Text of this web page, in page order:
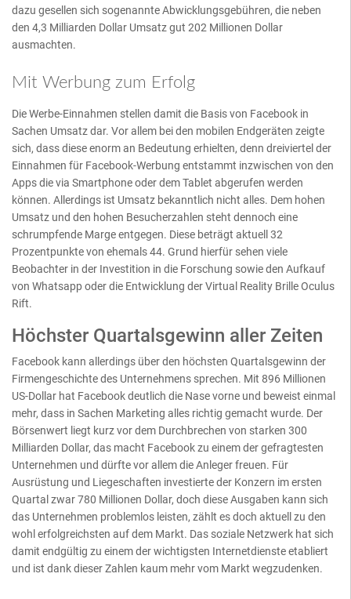
dazu gesellen sich sogenannte Abwicklungsgebühren, die neben
den 4,3 Milliarden Dollar Umsatz gut 202 Millionen Dollar
ausmachten.
Mit Werbung zum Erfolg
Die Werbe-Einnahmen stellen damit die Basis von Facebook in
Sachen Umsatz dar. Vor allem bei den mobilen Endgeräten zeigte
sich, dass diese enorm an Bedeutung erhielten, denn dreiviertel der
Einnahmen für Facebook-Werbung entstammt inzwischen von den
Apps die via Smartphone oder dem Tablet abgerufen werden
können. Allerdings ist Umsatz bekanntlich nicht alles. Dem hohen
Umsatz und den hohen Besucherzahlen steht dennoch eine
schrumpfende Marge entgegen. Diese beträgt aktuell 32
Prozentpunkte von ehemals 44. Grund hierfür sehen viele
Beobachter in der Investition in die Forschung sowie den Aufkauf
von Whatsapp oder die Entwicklung der Virtual Reality Brille Oculus
Rift.
Höchster Quartalsgewinn aller Zeiten
Facebook kann allerdings über den höchsten Quartalsgewinn der
Firmengeschichte des Unternehmens sprechen. Mit 896 Millionen
US-Dollar hat Facebook deutlich die Nase vorne und beweist einmal
mehr, dass in Sachen Marketing alles richtig gemacht wurde. Der
Börsenwert liegt kurz vor dem Durchbrechen von starken 300
Milliarden Dollar, das macht Facebook zu einem der gefragtesten
Unternehmen und dürfte vor allem die Anleger freuen. Für
Ausrüstung und Liegeschaften investierte der Konzern im ersten
Quartal zwar 780 Millionen Dollar, doch diese Ausgaben kann sich
das Unternehmen problemlos leisten, zählt es doch aktuell zu den
wohl erfolgreichsten auf dem Markt. Das soziale Netzwerk hat sich
damit endgültig zu einem der wichtigsten Internetdienste etabliert
und ist dank dieser Zahlen kaum mehr vom Markt wegzudenken.